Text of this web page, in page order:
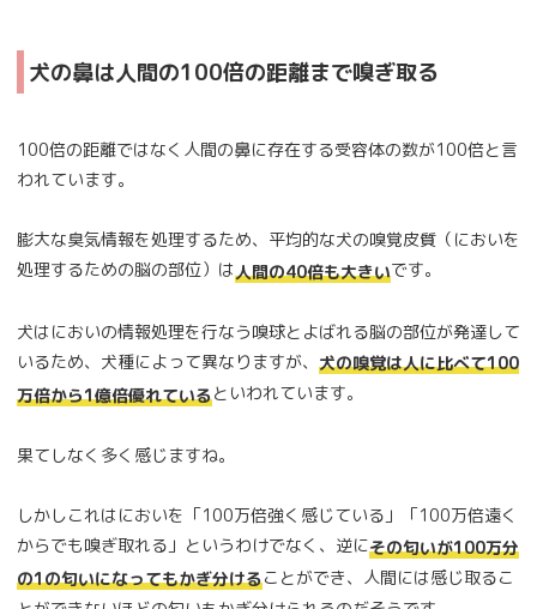
犬の鼻は人間の100倍の距離まで嗅ぎ取る
100倍の距離ではなく人間の鼻に存在する受容体の数が100倍と言
われています。
膨大な臭気情報を処理するため、平均的な犬の嗅覚皮質（においを
処理するための脳の部位）は人間の40倍も大きいです。
犬はにおいの情報処理を行なう嗅球とよばれる脳の部位が発達して
いるため、犬種によって異なりますが、 犬の嗅覚は人に比べて100
万倍から1億倍優れているといわれています。
果てしなく多く感じますね。
しかしこれはにおいを「100万倍強く感じている」「100万倍遠く
からでも嗅ぎ取れる」というわけでなく、逆にその匂いが100万分
の1の匂いになってもかぎ分けることができ、人間には感じ取るこ